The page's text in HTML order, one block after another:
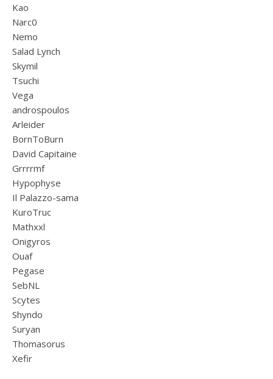
Kao
Narc0
Nemo
Salad Lynch
Skymil
Tsuchi
Vega
androspoulos
Arleider
BornToBurn
David Capitaine
Grrrrmf
Hypophyse
Il Palazzo-sama
KuroTruc
Mathxxl
Onigyros
Ouaf
Pegase
SebNL
Scytes
Shyndo
Suryan
Thomasorus
Xefir